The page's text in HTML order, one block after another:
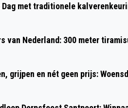
met traditionele
van Nederland: 300 meter
grijpen en nét geen prijs: